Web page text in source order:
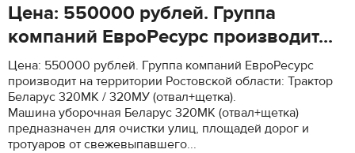
Цена: 550000 рублей. Группа
компаний ЕвроРесурс производит...
Цена: 550000 рублей. Группа компаний ЕвроРесурс
производит на территории Ростовской области: Трактор
Беларус 320МК / 320МУ (отвал+щетка).
Машина уборочная Беларус 320МК (отвал+щетка)
предназначен для очистки улиц, площадей дорог и
тротуаров от свежевыпавшего...